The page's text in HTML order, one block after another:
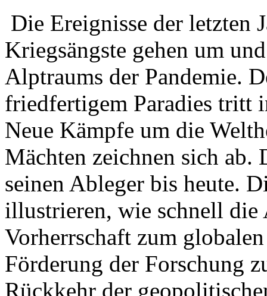
Die Ereignisse der letzten
Kriegsängste gehen um
Alptraums der Pandemie.
friedfertigem Paradies tritt
Neue Kämpfe um die
Mächten zeichnen sich
seinen Ableger bis heute.
illustrieren, wie schnell die
Vorherrschaft zum
Förderung der Forschung
Rückkehr der